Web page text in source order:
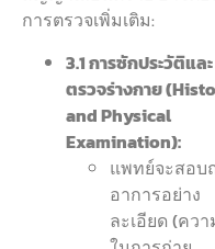
การตรวจเพิ่มเติม:
3.1 การซักประวัติและ
ตรวจร่างกาย
and Physical
Examination):
แพทย์จะสอบ
อาการอย่าง
ละเอียด (คว